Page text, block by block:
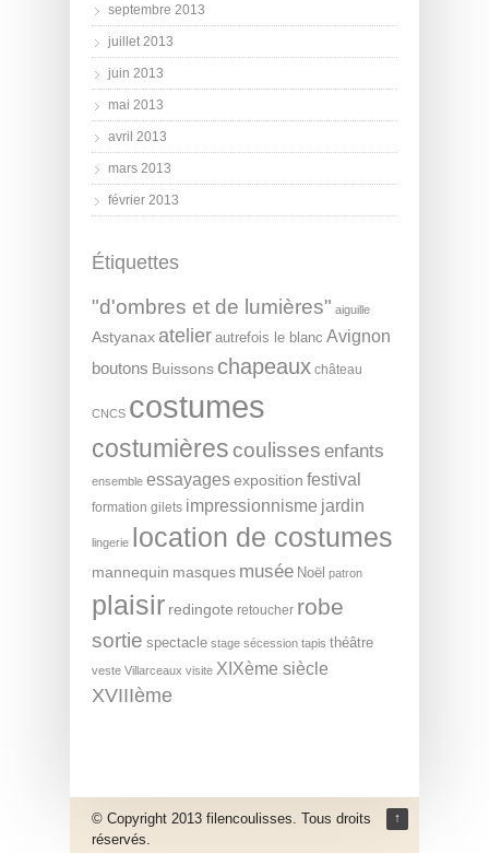
septembre 2013
juillet 2013
juin 2013
mai 2013
avril 2013
mars 2013
février 2013
Étiquettes
"d'ombres et de lumières" aiguille
Astyanax atelier autrefois le blanc Avignon
boutons Buissons chapeaux château
CNCS costumes
costumières coulisses enfants
ensemble essayagesexposition festival
formation gilets impressionnisme jardin
lingerie location de costumes
mannequin masques musée Noël patron
plaisir redingote retoucher robe
sortie spectacle stage sécession tapis théâtre
veste Villarceaux visite XIXème siècle
XVIIIème
↑
© Copyright 2013 filencoulisses. Tous droits
réservés.